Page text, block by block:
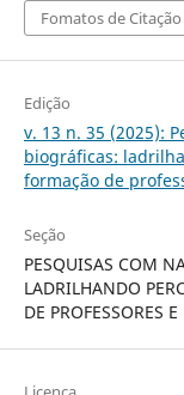
Fomatos de Citação
Edição
v. 13 n. 35 (2025):
biográficas:
formação de
Seção
PESQUISAS COM
LADRILHANDO
DE PROFESSORES